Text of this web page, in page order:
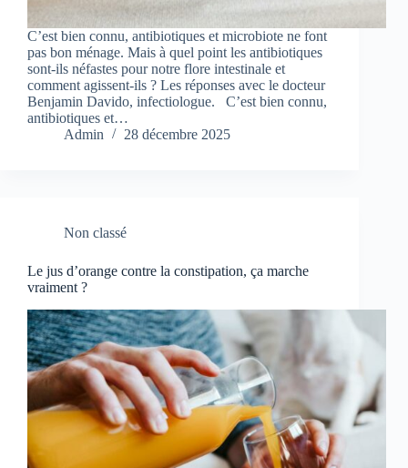
C’est bien connu, antibiotiques et microbiote ne font
pas bon ménage. Mais à quel point les antibiotiques
sont-ils néfastes pour notre flore intestinale et
comment agissent-ils ? Les réponses avec le docteur
Benjamin Davido, infectiologue. C’est bien connu,
antibiotiques et…
Admin
28 décembre 2025
Non classé
Le jus d’orange contre la constipation, ça marche
vraiment ?